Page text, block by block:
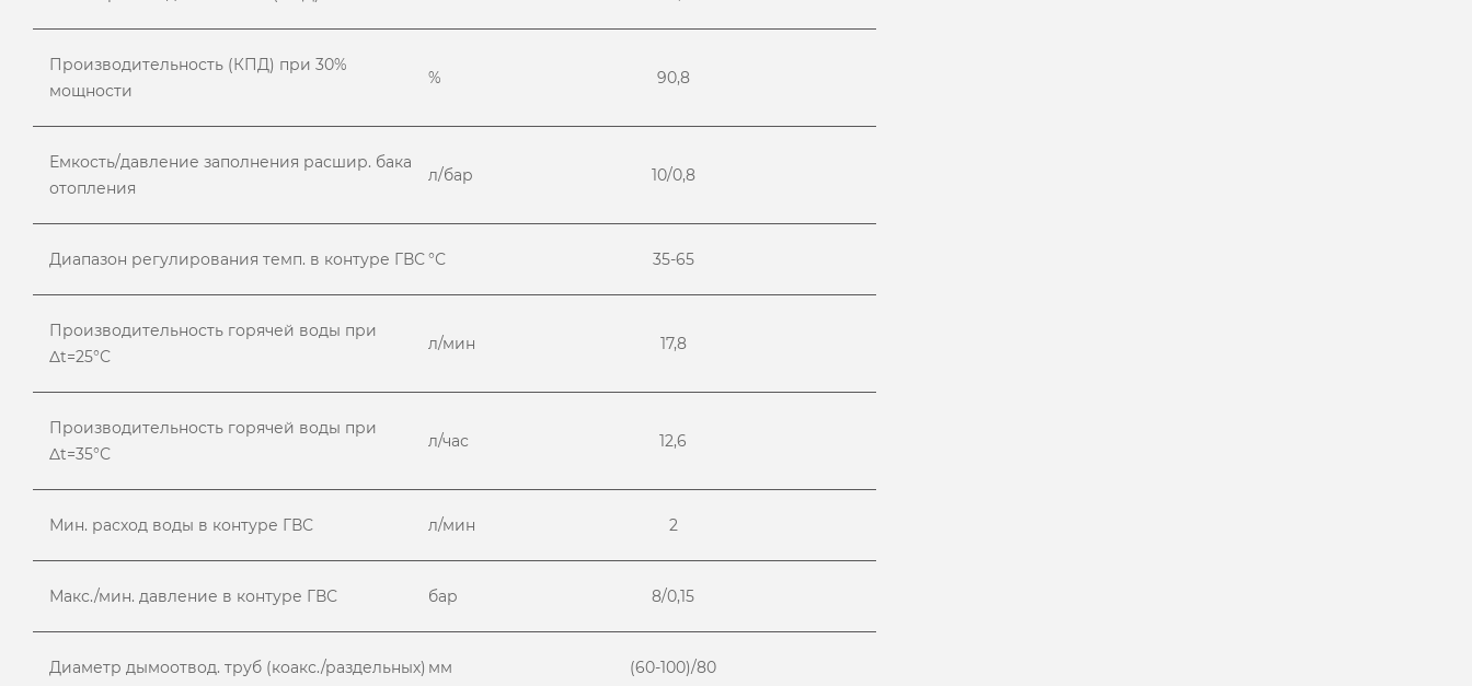
Производительность (КПД) при 30%
мощности
% 90,8
Емкость/давление заполнения расшир. бака
отопления
л/бар 10/0,8
Диапазон регулирования темп. в контуре ГВС°С 35-65
Производительность горячей воды при
Δt=25°С
л/мин 17,8
Производительность горячей воды при
Δt=35°С
л/час 12,6
Мин. расход воды в контуре ГВС л/мин 2
Макс./мин. давление в контуре ГВС бар 8/0,15
Диаметр дымоотвод. труб (коакс./раздельных) мм (60-100)/80